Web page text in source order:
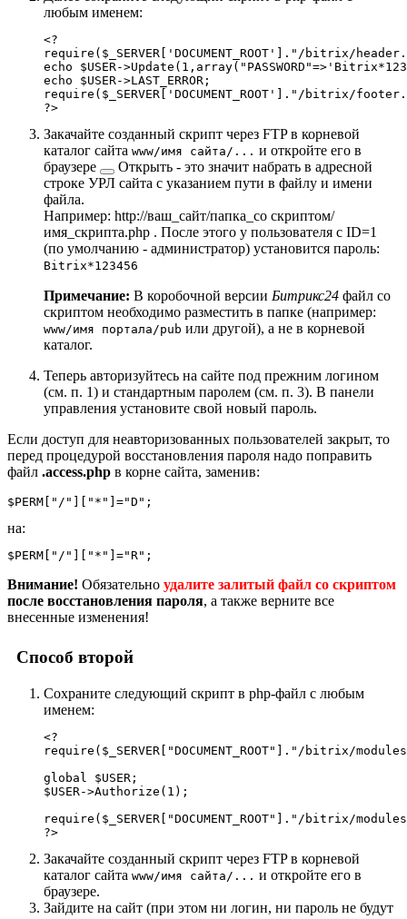
любым именем:
<?
require($_SERVER['DOCUMENT_ROOT']."/bitrix/
echo $USER-
echo $USER->LAST_ERROR;
require($_SERVER['DOCUMENT_ROOT']."/bitrix/
?>
Закачайте созданный скрипт через FTP в корневой
каталог сайта www/имя сайта/... и откройте его в
браузере
Открыть - это значит набрать в адресной
строке УРЛ сайта с указанием пути в файлу и имени
файла.
Например: http://ваш_сайт/папка_со скриптом/
имя_скрипта.php . После этого у пользователя с ID=1
(по умолчанию - администратор) установится пароль:
Bitrix*123456
Примечание: В коробочной версии Битрикс24 файл со
скриптом необходимо разместить в папке (например:
www/имя портала/pub или другой), а не в корневой
каталог.
Теперь авторизуйтесь на сайте под прежним логином
(см. п. 1) и стандартным паролем (см. п. 3). В панели
управления установите свой новый пароль.
Если доступ для неавторизованных пользователей закрыт, то
перед процедурой восстановления пароля надо поправить
файл .access.php в корне сайта, заменив:
на:
Внимание! Обязательно удалите залитый файл со скриптом
после восстановления пароля, а также верните все
внесенные изменения!
Способ второй
Cохраните следующий скрипт в php-файл c любым
именем:
<?
require($_SERVER["DOCUMENT_ROOT"]."/bitrix/
global $USER;
$USER->Authorize(1);
require($_SERVER["DOCUMENT_ROOT"]."/bitrix/
?>
Закачайте созданный скрипт через FTP в корневой
каталог сайта www/имя сайта/... и откройте его в
браузере.
Зайдите на сайт (при этом ни логин, ни пароль не будут